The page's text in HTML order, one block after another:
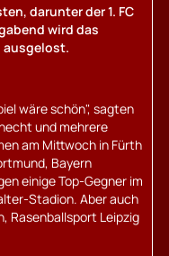
darunter der 1. FC
wird das
ausgelost.
wäre schön", sagten
und mehrere
am Mittwoch in Fürth
Bayern
einige Top-Gegner im
Stadion. Aber auch
Rasenballsport Leipzig